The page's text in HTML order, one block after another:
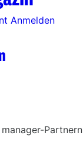
Anmelden
Partnern